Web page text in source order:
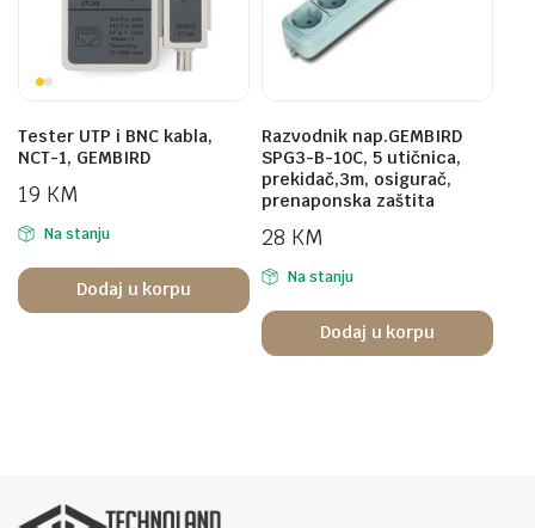
Tester UTP i BNC kabla,
NCT-1, GEMBIRD
19 KM
Na stanju
Dodaj u korpu
Razvodnik nap.GEMBIRD
SPG3-B-10C, 5 utičnica,
prekidač,3m, osigurač,
prenaponska zaštita
28 KM
Na stanju
Dodaj u korpu